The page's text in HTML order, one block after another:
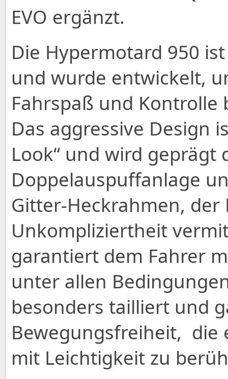
EVO ergänzt.
Die Hypermotard 950
und wurde entwickelt,
Fahrspaß und Kontrolle
Das aggressive Design
Look“ und wird geprägt
Doppelauspuffanlage
Gitter-Heckrahmen,
Unkompliziertheit
garantiert dem Fahrer
unter allen
besonders tailliert und
Bewegungsfreiheit, die
mit Leichtigkeit zu